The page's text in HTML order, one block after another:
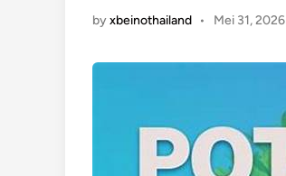
byxbeinothailand • Mei 31, 2026